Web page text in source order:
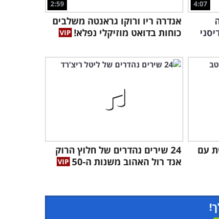
5:20
4:07
2:59
אנדרה ריו ורוקו גראנטה משלבים
כוחות בדואט מוזיקלי נפלא!
עם
24 שירים נהדרים של חלוץ הרוק
אנד רול האהוב משנות ה-50